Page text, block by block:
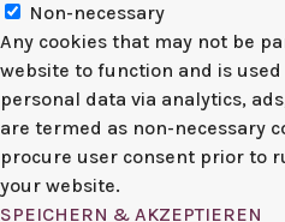
Non-necessary
Any cookies that may not be
website to function and is
personal data via analytics,
are termed as non-necessary
procure user consent prior to
your website.
SPEICHERN & AKZEPTIEREN